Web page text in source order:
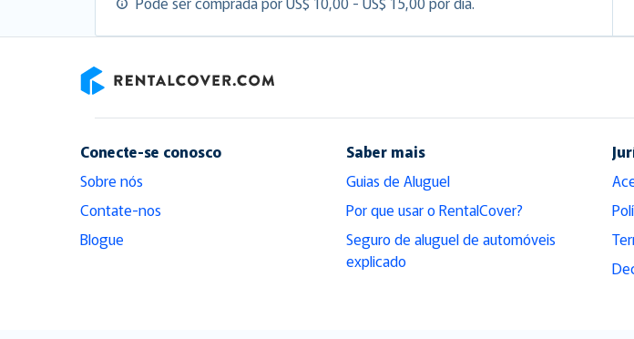
Conecte-se conosco
Sobre nós
Contate-nos
Blogue
Saber mais
Guias de Aluguel
Por que usar o RentalCover?
Seguro de aluguel de automóveis
explicado